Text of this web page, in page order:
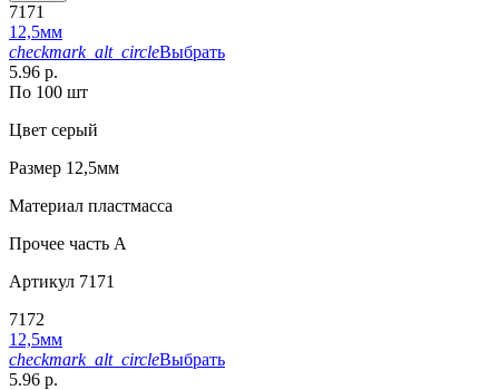
7171
12,5мм
checkmark_alt_circleВыбрать
5.96 р.
По 100 шт
Цвет серый
Размер 12,5мм
Материал пластмасса
Прочее часть A
Артикул 7171
7172
12,5мм
checkmark_alt_circleВыбрать
5.96 р.